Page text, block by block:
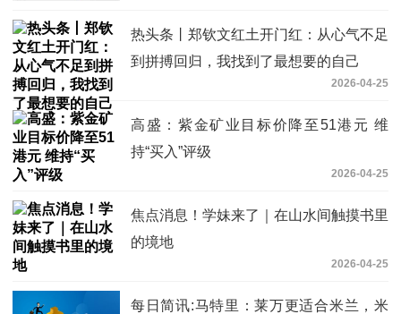
热头条丨郑钦文红土开门红：从心气不足
到拼搏回归，我找到了最想要的自己
2026-04-25
高盛：紫金矿业目标价降至51港元 维
持“买入”评级
2026-04-25
焦点消息！学妹来了｜在山水间触摸书里
的境地
2026-04-25
每日简讯:马特里：莱万更适合米兰，米